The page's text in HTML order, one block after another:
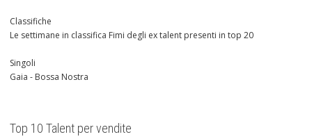
Classifiche
Le settimane in classifica Fimi degli ex talent presenti in top 20
Singoli
Gaia - Bossa Nostra
Top 10 Talent per vendite